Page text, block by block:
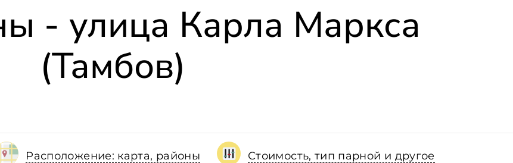
- улица Карла Маркса
(Тамбов)
Расположение: карта, районы Стоимость, тип парной и другое